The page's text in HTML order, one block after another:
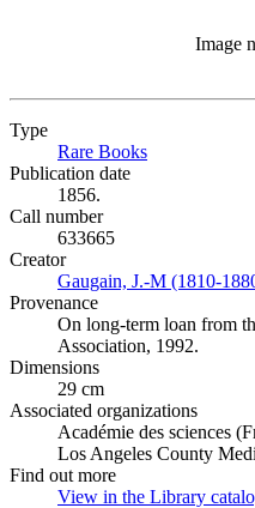
Image
Type
Rare Books
Publication date
1856.
Call number
633665
Creator
Gaugain, J.-M (1810-
Provenance
On long-term loan from
Association, 1992.
Dimensions
29 cm
Associated organizations
Académie des sciences
Los Angeles County
Find out more
View in the Library